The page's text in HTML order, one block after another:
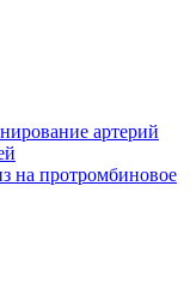
артерий
на протромбиновое